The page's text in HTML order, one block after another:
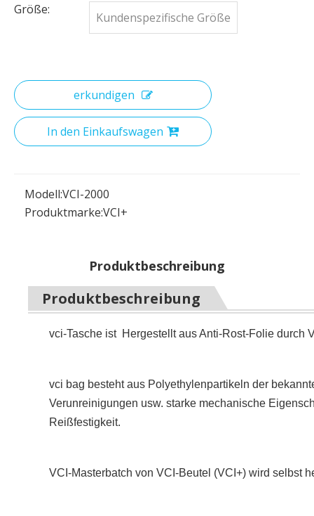
Größe:
Kundenspezifische Größe
erkundigen
In den Einkaufswagen
Modell:VCI-2000
Produktmarke:VCI+
Produktbeschreibung
Produktbeschreibung
vci-Tasche ist Hergestellt aus Anti-Rost-Folie durch
vci bag besteht aus Polyethylenpartikeln der
Verunreinigungen usw. starke mechanische
Reißfestigkeit.
VCI-Masterbatch von VCI-Beutel (VCI+) wird selbst